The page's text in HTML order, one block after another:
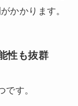
かかります。
性も抜群
す。